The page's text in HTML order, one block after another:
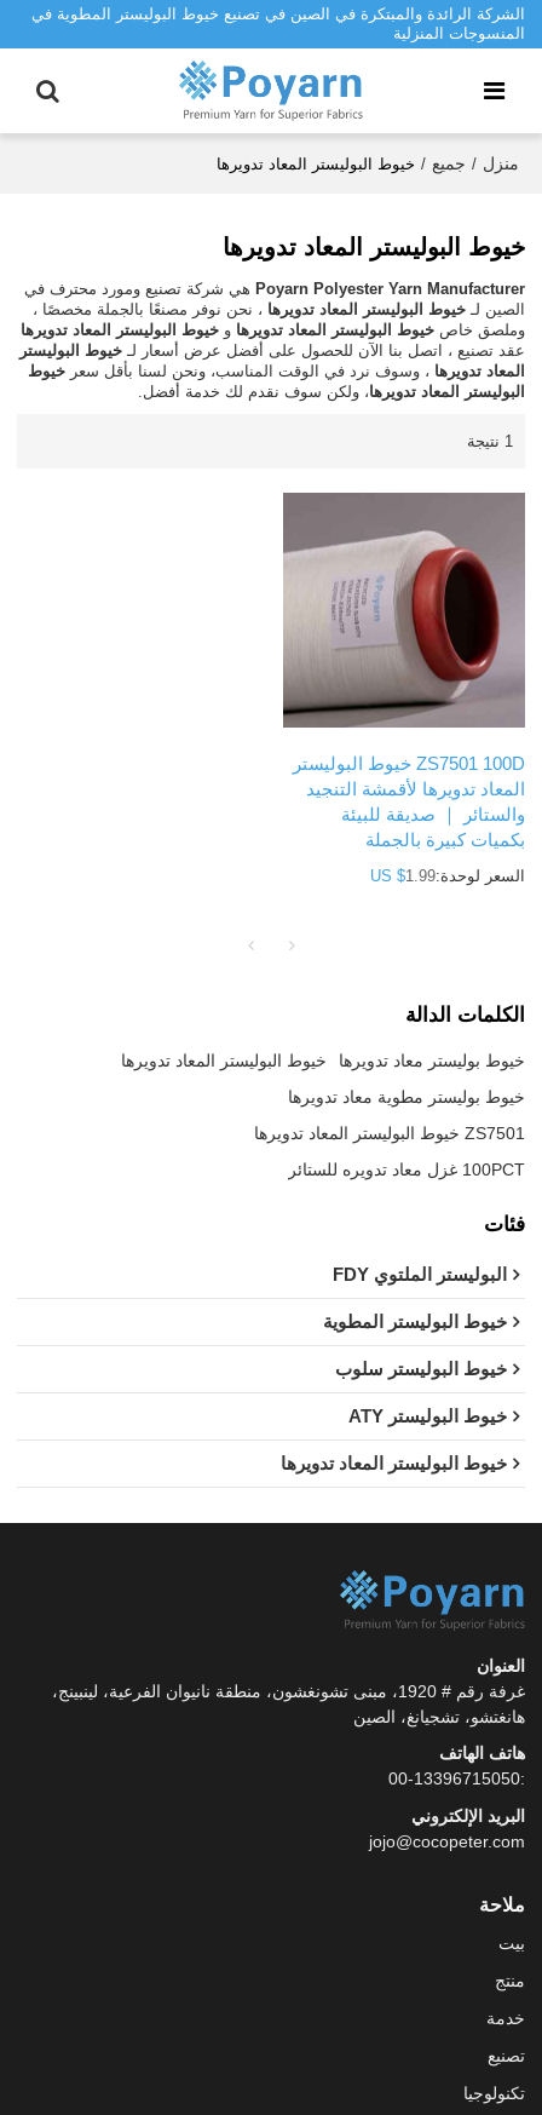
الشركة الرائدة والمبتكرة في الصين في تصنيع خيوط البوليستر المطوية في
المنسوجات المنزلية
منزل / جميع / خيوط البوليستر المعاد تدويرها
خيوط البوليستر المعاد تدويرها
Poyarn Polyester Yarn Manufacturer هي شركة تصنيع ومورد محترف في
الصين لـخيوط البوليستر المعاد تدويرها ، نحن نوفر مصنعًا بالجملة مخصصًا ،
وملصق خاصخيوط البوليستر المعاد تدويرها وخيوط البوليستر المعاد تدويرها
عقد تصنيع ، اتصل بنا الآن للحصول على أفضل عرض أسعار لـخيوط البوليستر
المعاد تدويرها ، وسوف نرد في الوقت المناسب، ونحن لسنا بأقل سعرخيوط
البوليستر المعاد تدويرها، ولكن سوف نقدم لك خدمة أفضل.
1 نتيجة
ZS7501 100D خيوط البوليستر
المعاد تدويرها لأقمشة التنجيد
والستائر ｜ صديقة للبيئة
بكميات كبيرة بالجملة
السعر لوحدة: US $1.99
الكلمات الدالة
خيوط بوليستر معاد تدويرها
خيوط البوليستر المعاد تدويرها
خيوط بوليستر مطوية معاد تدويرها
ZS7501 خيوط البوليستر المعاد تدويرها
100PCT غزل معاد تدويره للستائر
فئات
البوليستر الملتوي FDY
خيوط البوليستر المطوية
خيوط البوليستر سلوب
خيوط البوليستر ATY
خيوط البوليستر المعاد تدويرها
العنوان
غرفة رقم # 1920، مبنى تشونغشون، منطقة نانيوان الفرعية، لينبينج،
هانغتشو، تشجيانغ، الصين
هاتف الهاتف
:00-13396715050
البريد الإلكتروني
jojo@cocopeter.com
ملاحة
بيت
منتج
خدمة
تصنيع
تكنولوجيا